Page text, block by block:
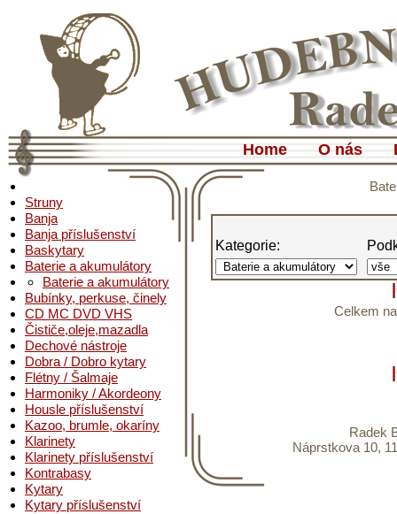
Home O nás
Struny
Banja
Banja příslušenství
Baskytary
Baterie a akumulátory
Baterie a akumulátory
Bubínky, perkuse, činely
CD MC DVD VHS
Čističe,oleje,mazadla
Dechové nástroje
Dobra / Dobro kytary
Flétny / Šalmaje
Harmoniky / Akordeony
Housle příslušenství
Kazoo, brumle, okaríny
Klarinety
Klarinety příslušenství
Kontrabasy
Kytary
Kytary příslušenství
Kategorie:
Celkem
Radek
Náprstkova 10,